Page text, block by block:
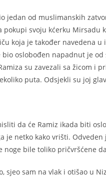
jedan od muslimanskih
pokupi svoju kćerku
koja je također navedena u
oslobođen napadnut je
su zavezali sa žicom i
puta. Odsjekli su joj
da će Ramiz ikada biti
je netko kako vrišti.
noge bile toliko pričvršćene
sjeo sam na vlak i otišao u